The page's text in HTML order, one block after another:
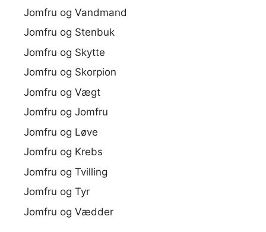
Jomfru og Vandmand
Jomfru og Stenbuk
Jomfru og Skytte
Jomfru og Skorpion
Jomfru og Vægt
Jomfru og Jomfru
Jomfru og Løve
Jomfru og Krebs
Jomfru og Tvilling
Jomfru og Tyr
Jomfru og Vædder